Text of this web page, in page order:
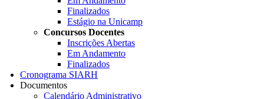
Finalizados
Estágio na Unicamp
Concursos Docentes
Inscrições Abertas
Em Andamento
Finalizados
Cronograma SIARH
Documentos
Calendário Administrativo